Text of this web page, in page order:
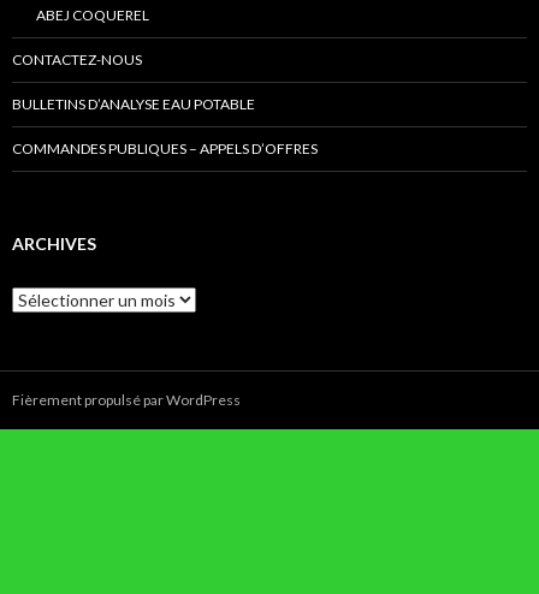
ABEJ COQUEREL
CONTACTEZ-NOUS
BULLETINS D’ANALYSE EAU POTABLE
COMMANDES PUBLIQUES – APPELS D’OFFRES
ARCHIVES
Archives
Fièrement propulsé par WordPress